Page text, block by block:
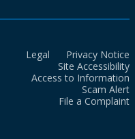
Legal
Privacy Notice
Site Accessibility
Access to Information
Scam Alert
File a Complaint